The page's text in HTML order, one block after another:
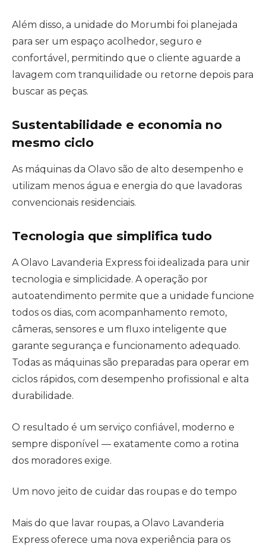
Além disso, a unidade do Morumbi foi planejada
para ser um espaço acolhedor, seguro e
confortável, permitindo que o cliente aguarde a
lavagem com tranquilidade ou retorne depois para
buscar as peças.
Sustentabilidade e economia no
mesmo ciclo
As máquinas da Olavo são de alto desempenho e
utilizam menos água e energia do que lavadoras
convencionais residenciais.
Tecnologia que simplifica tudo
A Olavo Lavanderia Express foi idealizada para unir
tecnologia e simplicidade. A operação por
autoatendimento permite que a unidade funcione
todos os dias, com acompanhamento remoto,
câmeras, sensores e um fluxo inteligente que
garante segurança e funcionamento adequado.
Todas as máquinas são preparadas para operar em
ciclos rápidos, com desempenho profissional e alta
durabilidade.
O resultado é um serviço confiável, moderno e
sempre disponível — exatamente como a rotina
dos moradores exige.
Um novo jeito de cuidar das roupas e do tempo
Mais do que lavar roupas, a Olavo Lavanderia
Express oferece uma nova experiência para os